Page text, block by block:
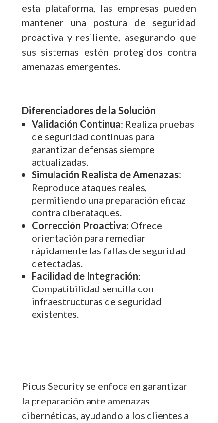
esta plataforma, las empresas pueden
mantener una postura de seguridad
proactiva y resiliente, asegurando que
sus sistemas estén protegidos contra
amenazas emergentes.
Diferenciadores de la Solución
Validación Continua: Realiza pruebas
de seguridad continuas para
garantizar defensas siempre
actualizadas.
Simulación Realista de Amenazas:
Reproduce ataques reales,
permitiendo una preparación eficaz
contra ciberataques.
Corrección Proactiva: Ofrece
orientación para remediar
rápidamente las fallas de seguridad
detectadas.
Facilidad de Integración:
Compatibilidad sencilla con
infraestructuras de seguridad
existentes.
Picus Security se enfoca en garantizar
la preparación ante amenazas
cibernéticas, ayudando a los clientes a